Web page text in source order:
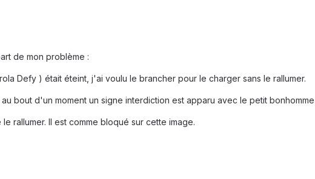
de mon problème :
Defy ) était éteint, j'ai voulu le brancher pour le charger sans le rallumer.
bout d'un moment un signe interdiction est apparu avec le petit
rallumer. Il est comme bloqué sur cette image.